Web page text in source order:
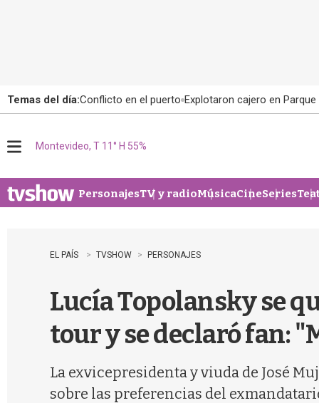
Temas del día:Conflicto en el puerto Explotaron cajero en
u
Montevideo, T 11° H 55%
PersonajesTV y radioMúsicaCineSeries
EL PAÍS TVSHOW PERSONAJES
Lucía Topolansky se
tour y se declaró fan:
La exvicepresidenta y viuda de José
sobre las preferencias del